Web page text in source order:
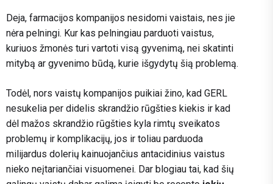
Deja, farmacijos kompanijos nesidomi vaistais, nes jie
nėra pelningi. Kur kas pelningiau parduoti vaistus,
kuriuos žmonės turi vartoti visą gyvenimą, nei skatinti
mitybą ar gyvenimo būdą, kurie išgydytų šią problemą.
Todėl, nors vaistų kompanijos puikiai žino, kad GERL
nesukelia per didelis skrandžio rūgšties kiekis ir kad
dėl mažos skrandžio rūgšties kyla rimtų sveikatos
problemų ir komplikacijų, jos ir toliau parduoda
milijardus dolerių kainuojančius antacidinius vaistus
nieko neįtariančiai visuomenei. Dar blogiau tai, kad šių